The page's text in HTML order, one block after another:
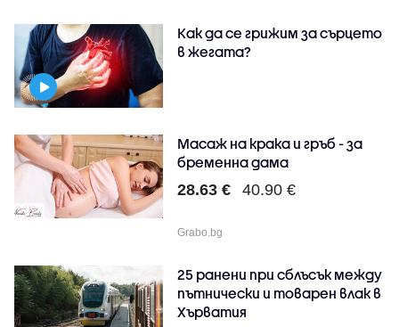
Как да се грижим за сърцето
в жегата?
Масаж на крака и гръб - за
бременна дама
28.63 € 40.90 €
Grabo.bg
25 ранени при сблъсък между
пътнически и товарен влак в
Хърватия